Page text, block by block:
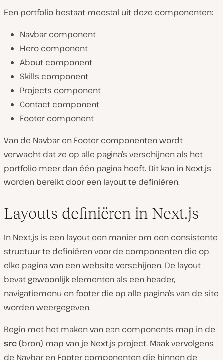
Een portfolio bestaat meestal uit deze componenten:
Navbar component
Hero component
About component
Skills component
Projects component
Contact component
Footer component
Van de Navbar en Footer componenten wordt
verwacht dat ze op alle pagina’s verschijnen als het
portfolio meer dan één pagina heeft. Dit kan in Next.js
worden bereikt door een layout te definiëren.
Layouts definiëren in Next.js
In Next.js is een layout een manier om een consistente
structuur te definiëren voor de componenten die op
elke pagina van een website verschijnen. De layout
bevat gewoonlijk elementen als een header,
navigatiemenu en footer die op alle pagina’s van de site
worden weergegeven.
Begin met het maken van een components map in de
src (bron) map van je Next.js project. Maak vervolgens
de Navbar en Footer componenten die binnen de